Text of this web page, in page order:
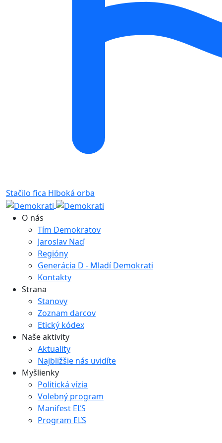
Stačilo fica Hlboká orba
O nás
Tím Demokratov
Jaroslav Naď
Regióny
Generácia D - Mladí Demokrati
Kontakty
Strana
Stanovy
Zoznam darcov
Etický kódex
Naše aktivity
Aktuality
Najbližšie nás uvidíte
Myšlienky
Politická vízia
Volebný program
Manifest EĽS
Program EĽS